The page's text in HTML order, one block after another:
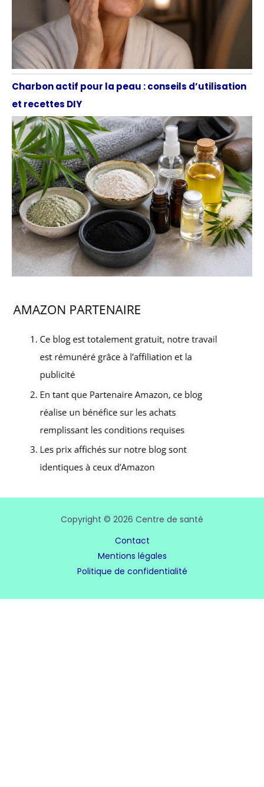
Charbon actif pour la peau : conseils d’utilisation
et recettes DIY
Copyright © 2026 Centre de santé
Contact
Mentions légales
Politique de confidentialité